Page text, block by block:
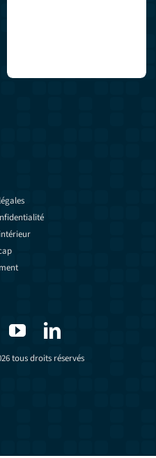
tous droits réservés